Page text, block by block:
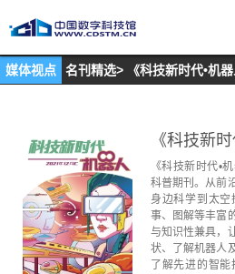
媒体视点 名刊精选> 《科技新时代•机器
《科技新
《科技新时代•
科普期刊。从前
身边科学到太
事、图解等丰富
与知识性兼具，
状、了解机器人
了解先进的智